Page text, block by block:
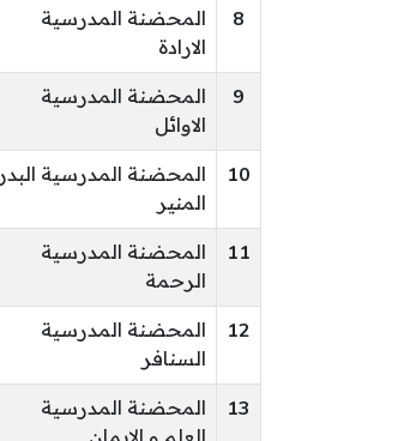
8
المحضنة المدرسية
الارادة
9
المحضنة المدرسية
الاوائل
10
المحضنة المدرسية البدر
المنير
11
المحضنة المدرسية
الرحمة
12
المحضنة المدرسية
السنافر
13
المحضنة المدرسية